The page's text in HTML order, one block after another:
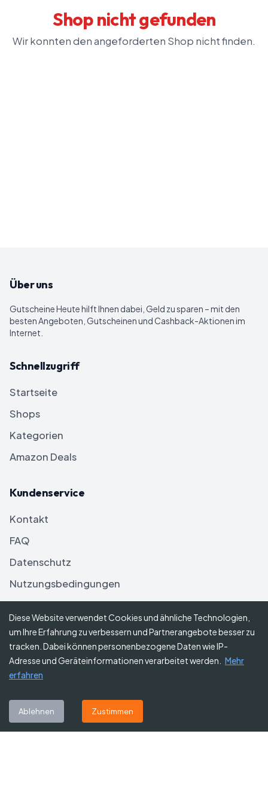
Shop nicht gefunden
Wir konnten den angeforderten Shop nicht finden.
Über uns
Gutscheine Heutehilft Ihnen dabei, Geld zu sparen – mit den
besten Angeboten, Gutscheinen und Cashback-Aktionen im
Internet.
Schnellzugriff
Startseite
Shops
Kategorien
Amazon Deals
Kundenservice
Kontakt
FAQ
Datenschutz
Nutzungsbedingungen
Haftungsausschluss
Folgen Sie uns
Diese Website verwendet Cookies und ähnliche Technologien,
um Ihre Erfahrung zu verbessern und Partnerangebote besser zu
tracken. Dabei können personenbezogene Daten wie IP-
Adresse und Geräteinformationen verarbeitet werden.
Mehr
erfahren
Ablehnen Zustimmen